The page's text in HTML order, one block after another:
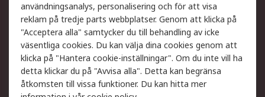
Support
Få hjälp
Retur av varor
Leverans
Spåra din order
Begär en fakturakopi
Fördelar med RS-konto
Betalningsalternativ
användningsanalys, personalisering och för att visa
reklam på tredje parts webbplatser. Genom att klicka på
"Acceptera alla" samtycker du till behandling av icke
väsentliga cookies. Du kan välja dina cookies genom att
klicka på "Hantera cookie-inställningar". Om du inte vill ha
detta klickar du på "Avvisa alla". Detta kan begränsa
åtkomsten till vissa funktioner. Du kan hitta mer